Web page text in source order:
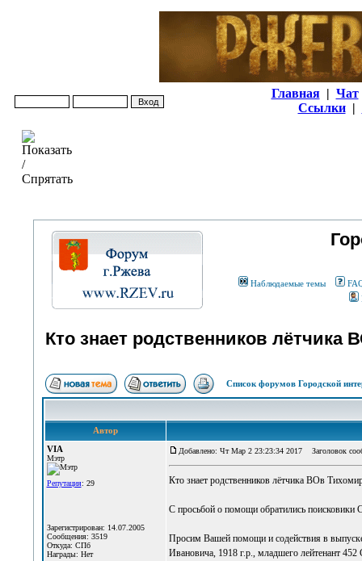
Главная | Чат
Ссылки |
Наблюдаемые темы
Кто знает родственников лётчика
Список форумов Городской
Автор
VIA
Мэтр
Репутация: 29
Зарегистрирован: 14.07.2005
Сообщения: 3519
Откуда: СПб
Награды: Нет
Добавлено: Чт Мар 2 23:23:34 2017 Заголовок
Кто знает родственников лётчика ВОв
С просьбой о помощи обратились поисковики
Просим Вашей помощи и содействия в
Ивановича, 1918 г.р., младшего лейтенант